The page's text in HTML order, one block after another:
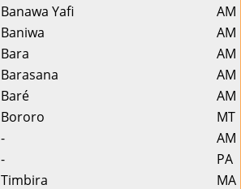
Banawa Yafi
AM
Baniwa
AM
Bara
AM
Barasana
AM
Baré
AM
Bororo
MT
-
AM
-
PA
Timbira
MA